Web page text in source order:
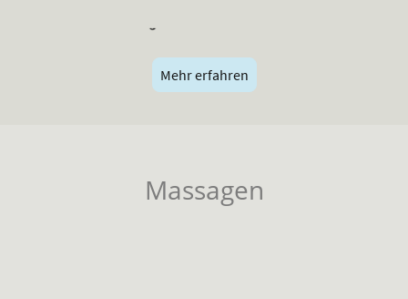
Mehr erfahren
Massagen